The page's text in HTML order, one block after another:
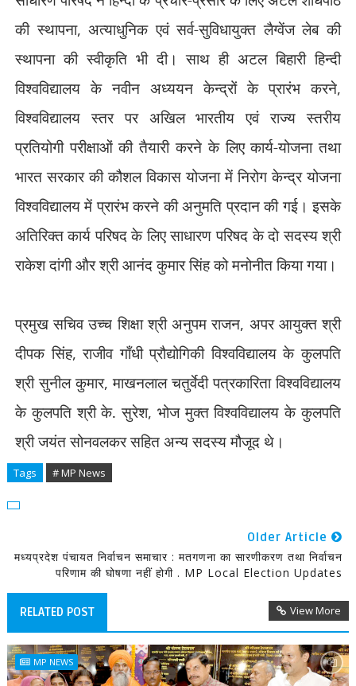
की स्थापना,अत्याधुनिक एवं सर्व-सुविधायुक्त लैग्वेंज लेब की
स्थापना की स्वीकृति भी दी। साथ ही अटल बिहारी हिन्दी
विश्वविद्यालय के नवीन अध्ययन केन्द्रों के प्रारंभ करने,
विश्वविद्यालय स्तर पर अखिल भारतीय एवं राज्य स्तरीय
प्रतियोगी परीक्षाओं की तैयारी करने के लिए कार्य-योजना तथा
भारत सरकार की कौशल विकास योजना में निरोग केन्द्र योजना
विश्वविद्यालय में प्रारंभ करने की अनुमति प्रदान की गई। इसके
अतिरिक्त कार्य परिषद के लिए साधारण परिषद के दो सदस्य श्री
राकेश दांगी और श्री आनंद कुमार सिंह को मनोनीत किया गया।
प्रमुख सचिव उच्च शिक्षा श्री अनुपम राजन, अपर आयुक्त श्री
दीपक सिंह,राजीव गाँधी प्रौद्योगिकी विश्वविद्यालय के कुलपति
श्री सुनील कुमार,माखनलाल चतुर्वेदी पत्रकारिता विश्वविद्यालय
के कुलपति श्री के. सुरेश, भोज मुक्त विश्वविद्यालय के कुलपति
श्री जयंत सोनवलकर सहित अन्य सदस्य मौजूद थे।
Tags # MP News
Older Article
मध्यप्रदेश पंचायत निर्वाचन समाचार : मतगणना का सारणीकरण तथा निर्वाचन
परिणाम की घोषणा नहीं होगी . MP Local Election Updates
RELATED POST View More
MP NEWS